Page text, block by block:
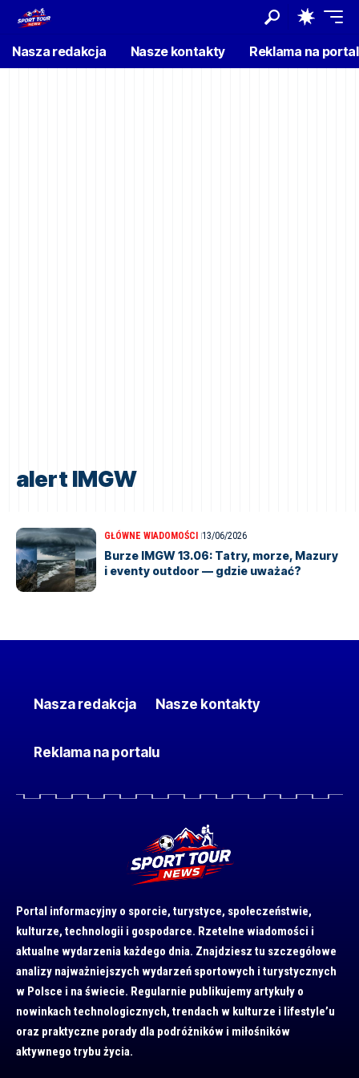
Nasza redakcja Nasze kontakty Reklama na
alert IMGW
GŁÓWNE WIADOMOŚCI 13/06/2026
Burze IMGW 13.06: Tatry, morze, Mazury
i eventy outdoor — gdzie uważać?
Nasza redakcja Nasze kontakty
Reklama na portalu
Portal informacyjny o sporcie, turystyce, społeczeństwie,
kulturze, technologii i gospodarce. Rzetelne wiadomości i
aktualne wydarzenia każdego dnia. Znajdziesz tu szczegółowe
analizy najważniejszych wydarzeń sportowych i turystycznych
w Polsce i na świecie. Regularnie publikujemy artykuły o
nowinkach technologicznych, trendach w kulturze i lifestyle’u
oraz praktyczne porady dla podróżników i miłośników
aktywnego trybu życia.